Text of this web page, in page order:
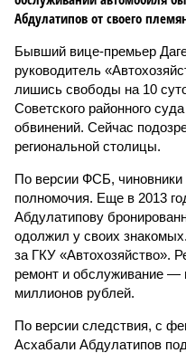
Абдулатипов от своего
Бывший вице-премьер
руководитель
лишись свободы на 10
Советского районного
обвинений. Сейчас
региональной столицы.
По версии ФСБ,
полномочия. Еще в 2013
Абдулатипову
одолжил у своих
за ГКУ «Автохозяйство».
ремонт и обслуживание —
миллионов рублей.
По версии следствия, с
Асхабали Абдулатипов